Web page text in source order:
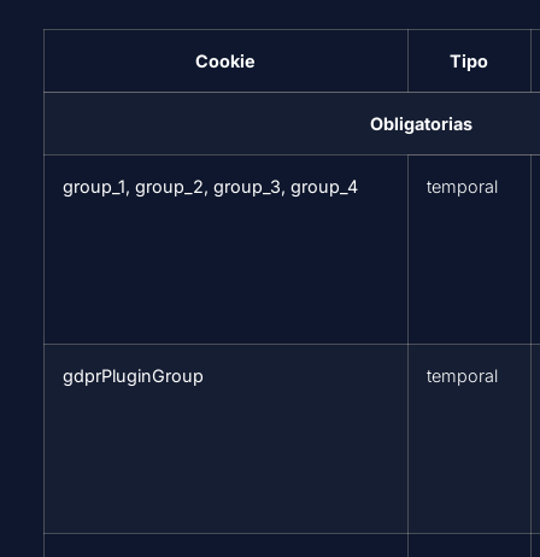
Cookie Tipo
Obligatorias
group_1, group_2, group_3, group_4 temporal
gdprPluginGroup temporal